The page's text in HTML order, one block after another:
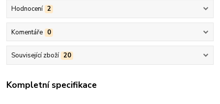
Hodnocení 2
Komentáře 0
Související zboží 20
Kompletní specifikace